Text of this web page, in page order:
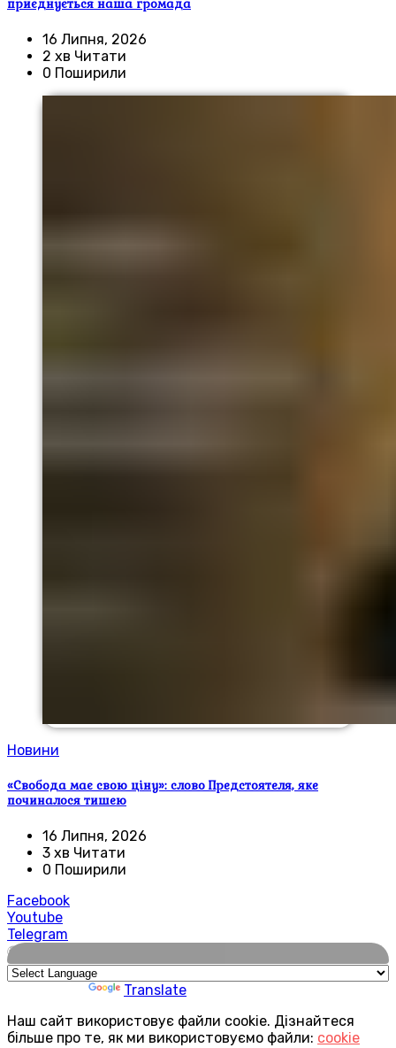
приєднується наша громада
16 Липня, 2026
2 хв Читати
0 Поширили
Новини
«Свобода має свою ціну»: слово Предстоятеля, яке
починалося тишею
16 Липня, 2026
3 хв Читати
0 Поширили
Facebook
Youtube
Telegram
🌍
Translate
Наш сайт використовує файли cookie. Дізнайтеся
більше про те, як ми використовуємо файли: cookie